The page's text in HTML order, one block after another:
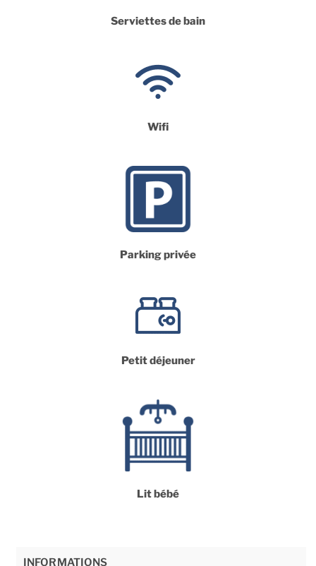
Serviettes de bain
Wifi
Parking privée
Petit déjeuner
Lit bébé
INFORMATIONS